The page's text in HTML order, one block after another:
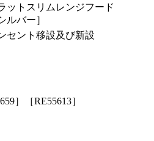
ットスリムレンジフード
ルバー］
セント移設及び新設
］［RE55613］